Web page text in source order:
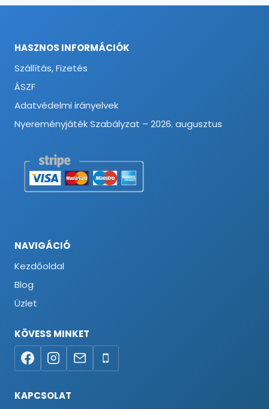
HASZNOS INFORMÁCIÓK
Szállítás, Fizetés
ÁSZF
Adatvédelmi irányelvek
Nyereményjáték Szabályzat – 2026. augusztus
NAVIGÁCIÓ
Kezdőoldal
Blog
Üzlet
KÖVESS MINKET
KAPCSOLAT